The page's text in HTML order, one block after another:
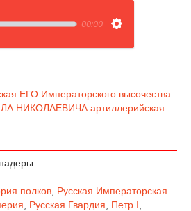
00:00
ЕГО Императорского высочества
НИКОЛАЕВИЧА артиллерийская
полков Русская Императорская
Русская Гвардия Петр I